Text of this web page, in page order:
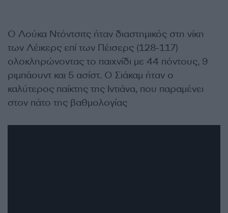
Ο Λούκα Ντόντσιτς ήταν διαστημικός στη νίκη
των Λέικερς επί των Πέισερς (128-117)
ολοκληρώνοντας το παιχνίδι με 44 πόντους, 9
ριμπάουντ και 5 ασίστ. Ο Σιάκαμ ήταν ο
καλύτερος παίκτης της Ιντιάνα, που παραμένει
στον πάτο της βαθμολογίας